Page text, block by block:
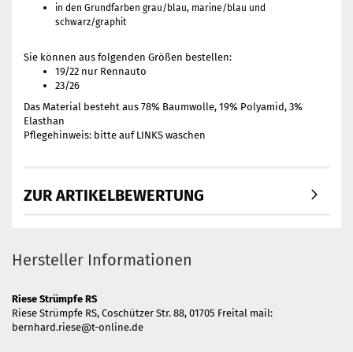
in den Grundfarben grau/blau, marine/blau und
schwarz/graphit
Sie können aus folgenden Größen bestellen:
19/22 nur Rennauto
23/26
Das Material besteht aus 78% Baumwolle, 19% Polyamid, 3%
Elasthan
Pflegehinweis: bitte auf LINKS waschen
ZUR ARTIKELBEWERTUNG
Hersteller Informationen
Riese Strümpfe RS
Riese Strümpfe RS, Coschützer Str. 88, 01705 Freital mail:
bernhard.riese@t-online.de